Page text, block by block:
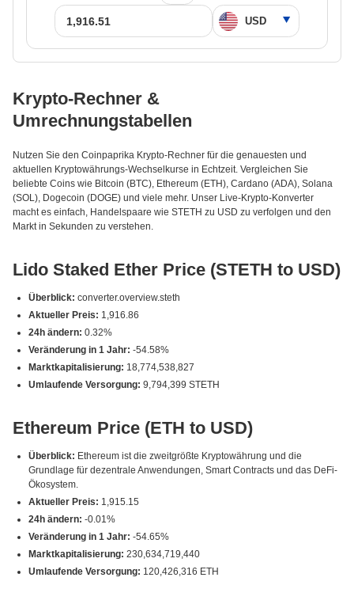
Krypto-Rechner &
Umrechnungstabellen
Nutzen Sie den Coinpaprika Krypto-Rechner für die genauesten und
aktuellen Kryptowährungs-Wechselkurse in Echtzeit. Vergleichen Sie
beliebte Coins wie Bitcoin (BTC), Ethereum (ETH), Cardano (ADA), Solana
(SOL), Dogecoin (DOGE) und viele mehr. Unser Live-Krypto-Konverter
macht es einfach, Handelspaare wie STETH zu USD zu verfolgen und den
Markt in Sekunden zu verstehen.
Lido Staked Ether Price (STETH to USD)
Überblick: converter.overview.steth
Aktueller Preis: 1,916.86
24h ändern: 0.32%
Veränderung in 1 Jahr: -54.58%
Marktkapitalisierung: 18,774,538,827
Umlaufende Versorgung: 9,794,399 STETH
Ethereum Price (ETH to USD)
Überblick: Ethereum ist die zweitgrößte Kryptowährung und die
Grundlage für dezentrale Anwendungen, Smart Contracts und das DeFi-
Ökosystem.
Aktueller Preis: 1,915.15
24h ändern: -0.01%
Veränderung in 1 Jahr: -54.65%
Marktkapitalisierung: 230,634,719,440
Umlaufende Versorgung: 120,426,316 ETH